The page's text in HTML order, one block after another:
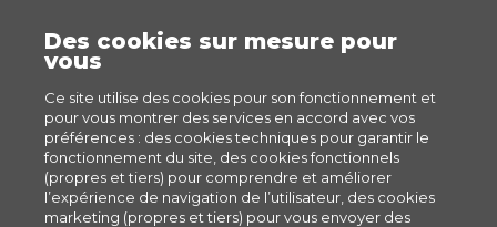
Des cookies sur mesure pour
vous
Ce site utilise des cookies pour son fonctionnement et
pour vous montrer des services en accord avec vos
préférences : des cookies techniques pour garantir le
fonctionnement du site, des cookies fonctionnels
(propres et tiers) pour comprendre et améliorer
l’expérience de navigation de l’utilisateur, des cookies
marketing (propres et tiers) pour vous envoyer des